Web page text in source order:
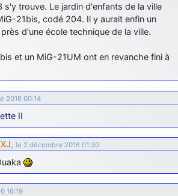
s'y trouve. Le jardin d'enfants de la ville
21bis, codé 204. Il y aurait enfin un
d'une école technique de la ville.
et un MiG-21UM ont en revanche fini à
2016 00:14
II
, le 2 décembre 2016 01:30
16:19